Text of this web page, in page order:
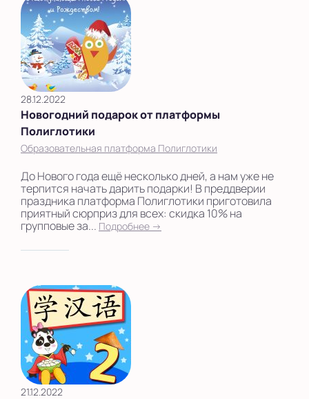
28.12.2022
Новогодний подарок от платформы
Полиглотики
Образовательная платформа Полиглотики
До Нового года ещё несколько дней, а нам уже не
терпится начать дарить подарки! В преддверии
праздника платформа Полиглотики приготовила
приятный сюрприз для всех: скидка 10% на
групповые за... Подробнее →
21.12.2022